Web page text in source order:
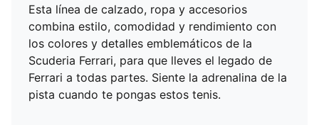
Esta línea de calzado, ropa y accesorios
combina estilo, comodidad y rendimiento con
los colores y detalles emblemáticos de la
Scuderia Ferrari, para que lleves el legado de
Ferrari a todas partes. Siente la adrenalina de la
pista cuando te pongas estos tenis.